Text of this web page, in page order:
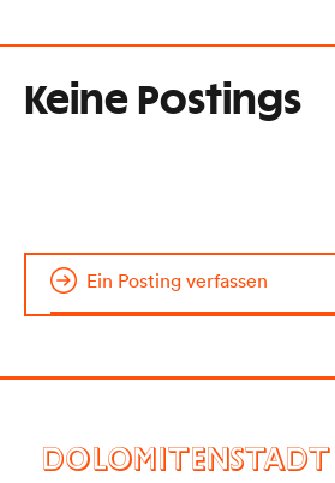
Keine Postings
Ein Posting verfassen
DOLOMITENSTADT